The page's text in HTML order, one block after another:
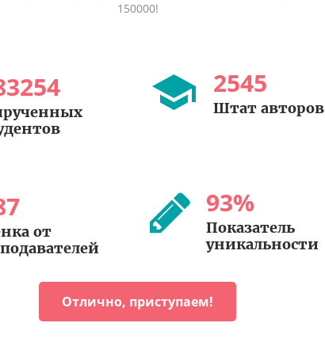
150000!
2545
Штат авторов
от
93%
Показатель
уникальности
Отлично, приступаем!